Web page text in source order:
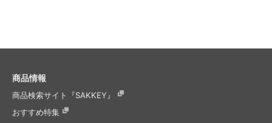
商品情報
商品検索サイト『SAKKEY』
おすすめ特集